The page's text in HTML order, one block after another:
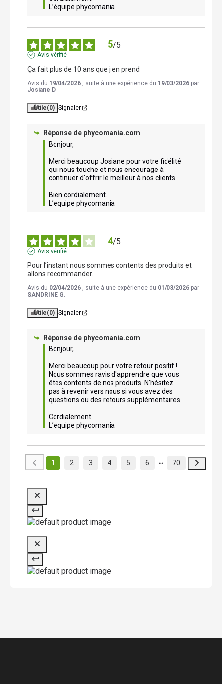
L’équipe phycomania
5/5
Avis vérifié
Ça fait plus de 10 ans que j en prend
Avis du 19/04/2026 , suite à une expérience du 19/03/2026 par
Josiane D.
Utile(0) Signaler
Réponse de phycomania.com
Bonjour,
Merci beaucoup Josiane pour votre fidélité
qui nous touche et nous encourage à
continuer d'offrir le meilleur à nos clients.
Bien cordialement.
L’équipe phycomania
4/5
Avis vérifié
Pour l’instant nous sommes contents des produits et
allons recommander.
Avis du 02/04/2026 , suite à une expérience du 01/03/2026 par
SANDRINE G.
Utile(0) Signaler
Réponse de phycomania.com
Bonjour,
Merci beaucoup pour votre retour positif !
Nous sommes ravis d'apprendre que vous
êtes contents de nos produits. N'hésitez
pas à revenir vers nous si vous avez des
questions ou des retours supplémentaires.
Cordialement.
L’équipe phycomania
1 2 3 4 5 6 70